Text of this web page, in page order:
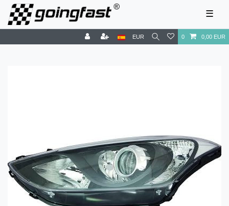
☰
EUR 0 0,00 EUR